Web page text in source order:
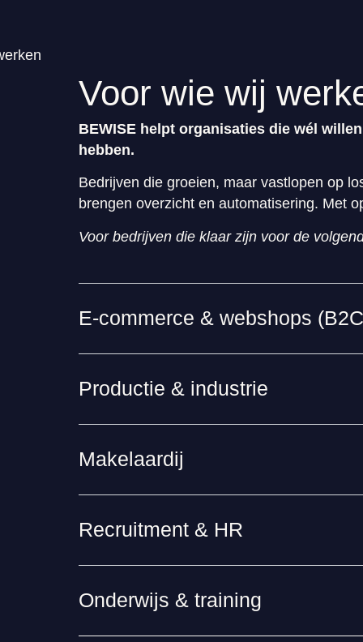
Voor wie wij
BEWISE helpt organisaties die wél
hebben.
Bedrijven die groeien, maar vastlopen op
brengen overzicht en automatisering. Met
Voor bedrijven die klaar zijn voor de
E-commerce & webshops
Productie & industrie
Makelaardij
Recruitment & HR
Onderwijs & training